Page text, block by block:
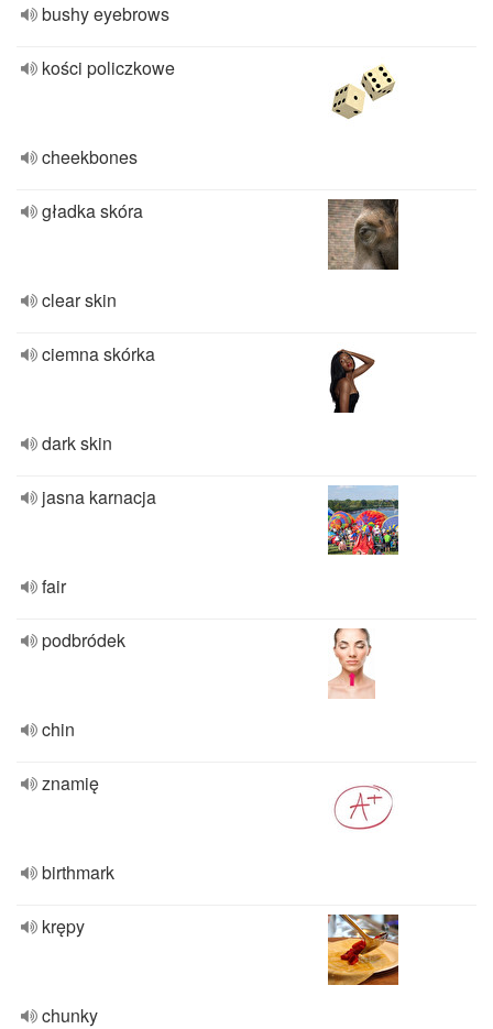
bushy eyebrows
kości policzkowe
cheekbones
gładka skóra
clear skin
ciemna skórka
dark skin
jasna karnacja
fair
podbródek
chin
znamię
birthmark
krępy
chunky